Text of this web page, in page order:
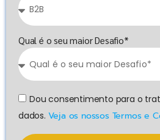
Qual é o seu maior Desafio*
Dou consentimento para o
dados. Veja os nossos Termos e